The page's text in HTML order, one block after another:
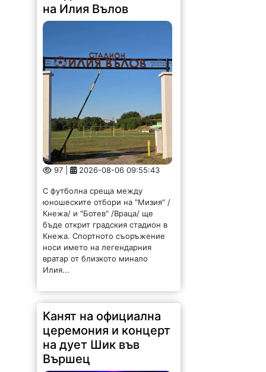
97 | 2026-08-06 09:55:43
С футболна среща между
Кнежа/ и "Ботев" /Враца/ ще
бъде открит градския стадион в
Кнежа. Спортното съоръжение
носи името на легендарния
вратар от близкото минало
Илия...
Канят на официална
церемония и концерт
на дует Шик във
Вършец